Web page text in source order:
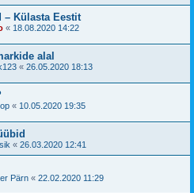
– Külasta Eestit
« 18.08.2020 14:22
alal
« 26.05.2020 18:13
« 10.05.2020 19:35
« 26.03.2020 12:41
Pärn « 22.02.2020 11:29